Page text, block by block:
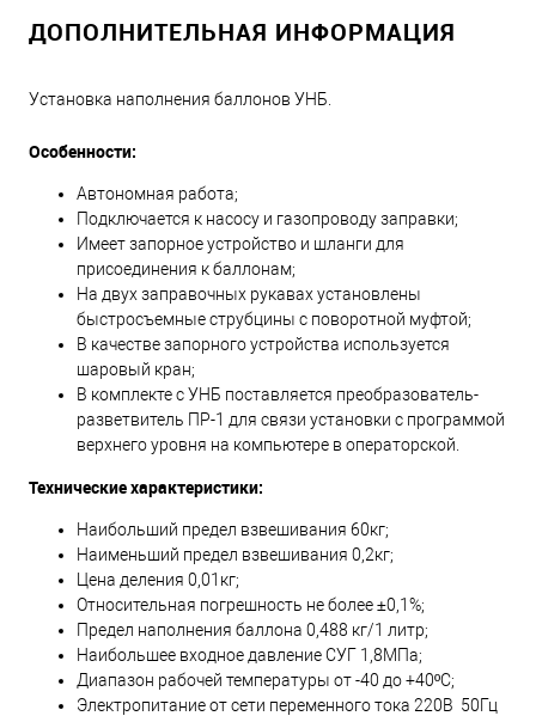
ДОПОЛНИТЕЛЬНАЯ ИНФОРМАЦИЯ
Установка наполнения баллонов УНБ.
Особенности:
Автономная работа;
Подключается к насосу и газопроводу заправки;
Имеет запорное устройство и шланги для
присоединения к баллонам;
На двух заправочных рукавах установлены
быстросъемные струбцины с поворотной муфтой;
В качестве запорного устройства используется
шаровый кран;
В комплекте с УНБ поставляется преобразователь-
разветвитель ПР-1 для связи установки с программой
верхнего уровня на компьютере в операторской.
Технические характеристики:
Наибольший предел взвешивания 60кг;
Наименьший предел взвешивания 0,2кг;
Цена деления 0,01кг;
Относительная погрешность не более ±0,1%;
Предел наполнения баллона 0,488 кг/1 литр;
Наибольшее входное давление СУГ 1,8МПа;
Диапазон рабочей температуры от -40 до +40ºC;
Электропитание от сети переменного тока 220В 50Гц